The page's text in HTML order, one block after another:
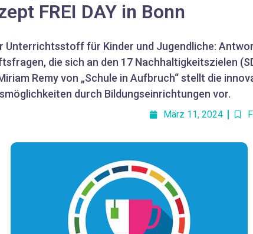
FREI DAY in Bonn
Unterrichtsstoff für Kinder und Jugendliche:
die sich an den 17 Nachhaltigkeitszielen
Remy von „Schule in Aufbruch“ stellt die
durch Bildungseinrichtungen vor.
März 11, 2024